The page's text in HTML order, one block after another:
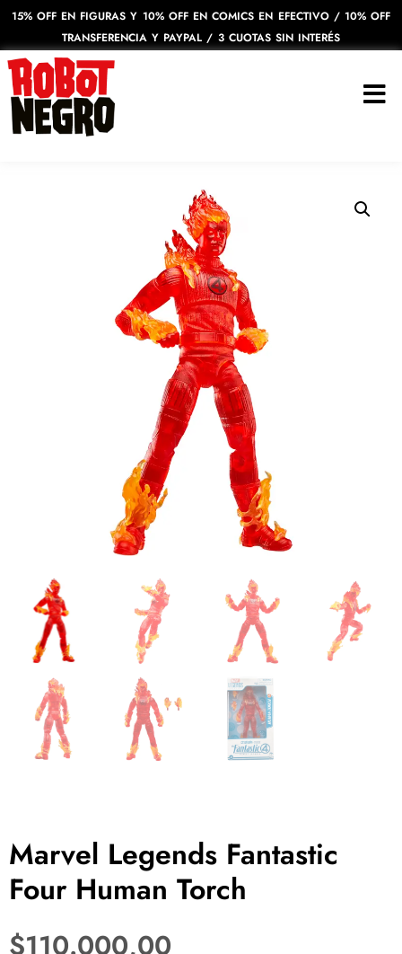
15% OFF EN FIGURAS Y 10% OFF EN COMICS EN EFECTIVO / 10% OFF
TRANSFERENCIA Y PAYPAL / 3 CUOTAS SIN INTERÉS
Marvel Legends Fantastic
Four Human Torch
$110.000,00